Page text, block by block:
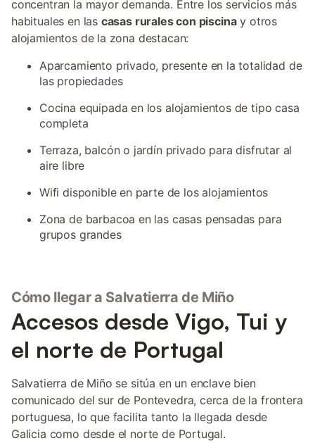
concentran la mayor demanda. Entre los servicios más
habituales en las casas rurales con piscinay otros
alojamientos de la zona destacan:
Aparcamiento privado, presente en la totalidad de
las propiedades
Cocina equipada en los alojamientos de tipo casa
completa
Terraza, balcón o jardín privado para disfrutar al
aire libre
Wifi disponible en parte de los alojamientos
Zona de barbacoa en las casas pensadas para
grupos grandes
Cómo llegar a Salvatierra de Miño
Accesos desde Vigo, Tui y
el norte de Portugal
Salvatierra de Miño se sitúa en un enclave bien
comunicado del sur de Pontevedra, cerca de la frontera
portuguesa, lo que facilita tanto la llegada desde
Galicia como desde el norte de Portugal.